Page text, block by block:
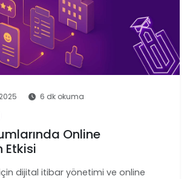
6 dk okuma
Online
Etkisi
için dijital itibar yönetimi ve online